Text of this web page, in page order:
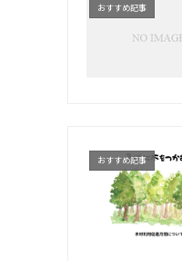
おすすめ記事
おすすめ記事